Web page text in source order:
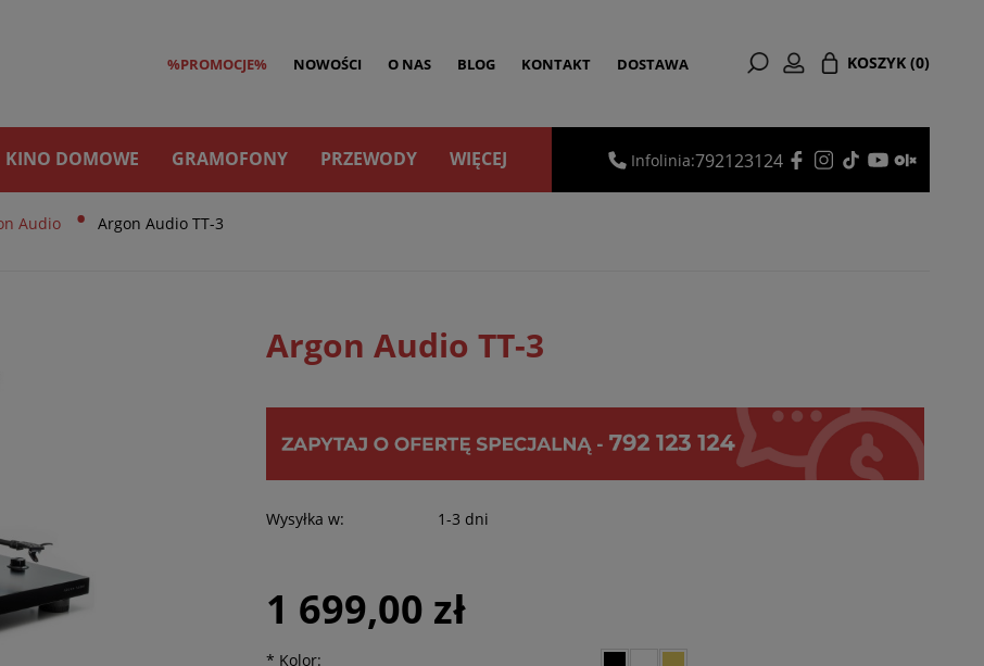
KOSZYK (0)
%PROMOCJE% NOWOŚCI O NAS BLOG KONTAKT DOSTAWA
KINO DOMOWE GRAMOFONY PRZEWODY WIĘCEJ Infolinia:792123124
Audio • Argon Audio TT-3
Argon Audio TT-3
Wysyłka w: 1-3 dni
1 699,00 zł
* Kolor: